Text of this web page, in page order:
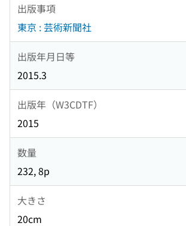
出版事項
東京 : 芸術新聞社
出版年月日等
2015.3
出版年（W3CDTF）
2015
数量
232, 8p
大きさ
20cm